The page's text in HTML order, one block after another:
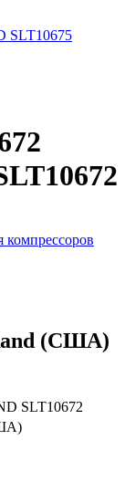
SLT10675
компрессоров
(США)
SLT10672